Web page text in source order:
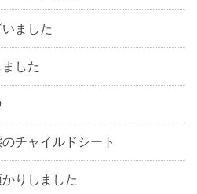
ました
した
チャイルドシート
りしました